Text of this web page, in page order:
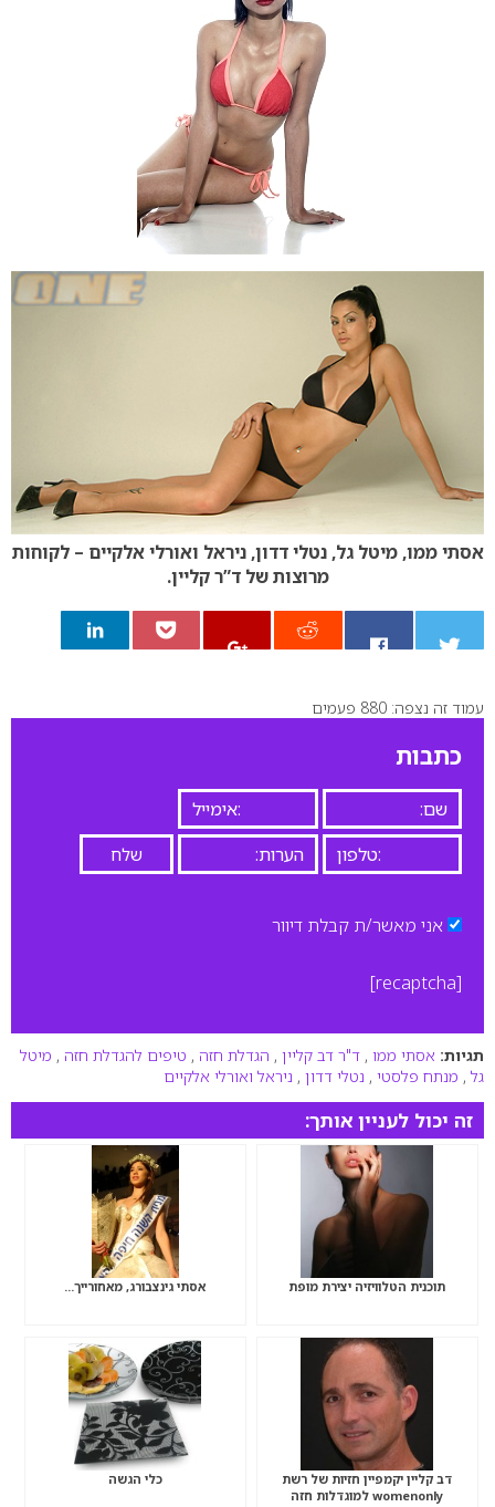
אסתי ממו, מיטל גל, נטלי דדון, ניראל ואורלי אלקיים – לקוחות
מרוצות של ד”ר קליין.
0
עמוד זה נצפה: 880 פעמים
כתבות
אני מאשר/ת קבלת דיוור
[recaptcha]
תגיות: אסתי ממו , ד"ר דב קליין , הגדלת חזה , טיפים להגדלת חזה , מיטל
גל , מנתח פלסטי , נטלי דדון , ניראל ואורלי אלקיים
זה יכול לעניין אותך:
תוכנית הטלוויזיה יצירת מופת אסתי גינצבורג, מאחורייך…
דב קליין יקמפיין חזיות של רשת
womenonly למוגדלות חזה
כלי הגשה